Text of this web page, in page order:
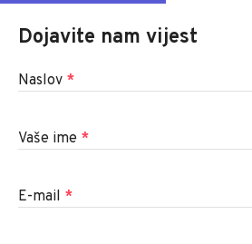
Dojavite nam vijest
Naslov *
Vaše ime *
E-mail *